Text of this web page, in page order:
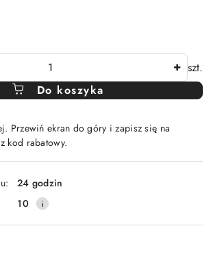
szt.
Do koszyka
Przewiń ekran do góry i zapisz się na
kod rabatowy.
24 godzin
10